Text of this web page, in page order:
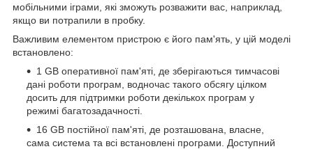
мобільними іграми, які зможуть розважити вас, наприклад,
якщо ви потрапили в пробку.
Важливим елементом пристрою є його пам'ять, у цій моделі
встановлено:
1 GB оперативної пам'яті, де зберігаються тимчасові
дані роботи програм, водночас такого обсягу цілком
досить для підтримки роботи декількох програм у
режимі багатозадачності.
16 GB постійної пам'яті, де розташована, власне,
сама система та всі встановлені програми. Доступний